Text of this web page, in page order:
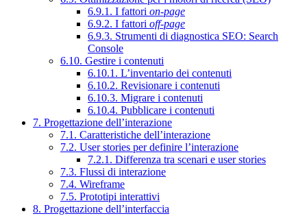
6.9.1. I fattori on-page
6.9.2. I fattori off-page
6.9.3. Strumenti di diagnostica SEO: Search
Console
6.10. Gestire i contenuti
6.10.1. L’inventario dei contenuti
6.10.2. Revisionare i contenuti
6.10.3. Migrare i contenuti
6.10.4. Pubblicare i contenuti
7. Progettazione dell’interazione
7.1. Caratteristiche dell’interazione
7.2. User stories per definire l’interazione
7.2.1. Differenza tra scenari e user stories
7.3. Flussi di interazione
7.4. Wireframe
7.5. Prototipi interattivi
8. Progettazione dell’interfaccia